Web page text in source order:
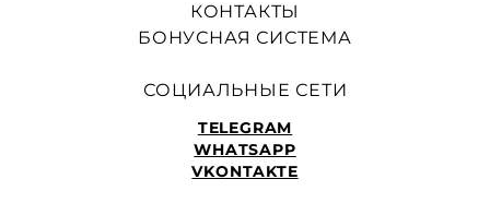
КОНТАКТЫ
БОНУСНАЯ СИСТЕМА
СОЦИАЛЬНЫЕ СЕТИ
TELEGRAM
WHATSAPP
VKONTAKTE